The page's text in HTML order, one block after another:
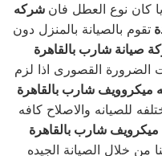
كان نوع العطل فان شركه
تقوم بالصيانة بالمنزل دون
صيانة شارب بالقاهرة
الضرورة القصورى اذا لزم
ميكروويف شارب بالقاهرة
للصيانه والاصلاح كافه
شارب بالقاهرة
من خلال الصيانة الجيده